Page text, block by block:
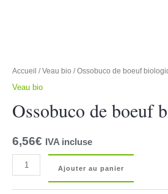
Accueil /Veau bio / Ossobuco de boeuf
Veau bio
Ossobuco de boeuf
6,56€ IVA incluse
quantité
de
Ossobuco
Ajouter au panier